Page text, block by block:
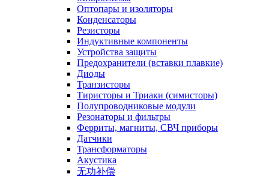
Оптопары и изоляторы
Конденсаторы
Резисторы
Индуктивные компоненты
Устройства защиты
Предохранители (вставки плавкие)
Диоды
Транзисторы
Тиристоры и Триаки (симисторы)
Полупроводниковые модули
Резонаторы и фильтры
Ферриты, магниты, СВЧ приборы
Датчики
Трансформаторы
Акустика
无功补偿